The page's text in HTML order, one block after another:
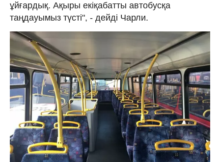
ұйғардық. Ақыры екіқабатты автобусқа
таңдауымыз түсті", - дейді Чарли.